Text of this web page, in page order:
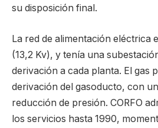
su disposición final.
La red de alimentación eléctrica
(13,2 Kv), y tenía una
derivación a cada planta. El gas
derivación del gasoducto, con
reducción de presión. CORFO
los servicios hasta 1990,